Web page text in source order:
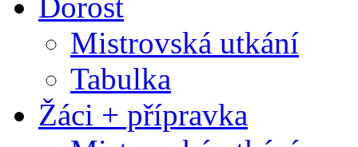
Dorost
Mistrovská utkání
Tabulka
Žáci + přípravka